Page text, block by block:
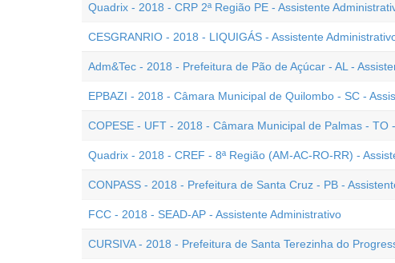
Quadrix - 2018 - CRP 2ª Região PE - Assistente
CESGRANRIO - 2018 - LIQUIGÁS - Assistente
Adm&Tec - 2018 - Prefeitura de Pão de Açúcar - AL -
EPBAZI - 2018 - Câmara Municipal de Quilombo - SC -
COPESE - UFT - 2018 - Câmara Municipal de Palmas - TO
Quadrix - 2018 - CREF - 8ª Região (AM-AC-RO-RR) -
CONPASS - 2018 - Prefeitura de Santa Cruz - PB -
FCC - 2018 - SEAD-AP - Assistente Administrativo
CURSIVA - 2018 - Prefeitura de Santa Terezinha do